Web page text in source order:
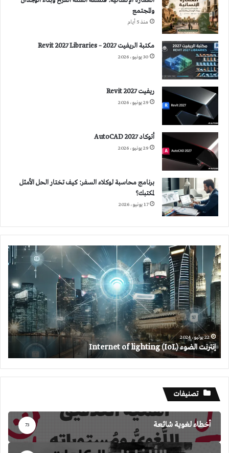
والمجتمع
منذ 5 أيام
مكتبة الريفيت 2027 – Revit 2027 Libraries
30 يونيو، 2026
ريفيت 2027 Revit
29 يونيو، 2026
أتوكاد 2027 AutoCAD
29 يونيو، 2026
برنامج محاسبة لوكلاء السفر: كيف تختار الحل الأمثل
لمكتبك؟
17 يونيو، 2026
إنترنت
الضوء
Internet
of
lighting
(IoL)
22 يوليو، 2024
إنترنت الضوء Internet of lighting (IoL)
تصنيفات
أخطاء لغوية شائعة 73